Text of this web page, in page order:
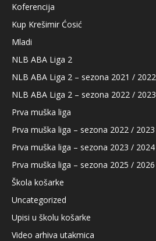
Koferencija
Kup Krešimir Ćosić
Mladi
NLB ABA Liga 2
NLB ABA Liga 2 – sezona 2021 / 2022
NLB ABA Liga 2 – sezona 2022 / 2023
Prva muška liga
Prva muška liga – sezona 2022 / 2023
Prva muška liga – sezona 2023 / 2024
Prva muška liga – sezona 2025 / 2026
Škola košarke
Uncategorized
Upisi u školu košarke
Video arhiva utakmica